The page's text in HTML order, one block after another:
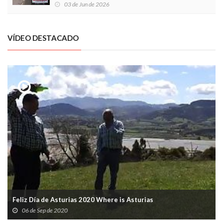
03 de Jun de 2026
VÍDEO DESTACADO
Feliz Día de Asturias 2020 Where is Asturias
06 de Sep de 2020